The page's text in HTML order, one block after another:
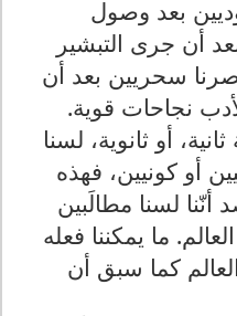
بعد وصول
بعد أن جرى التبشير
سحريين بعد أن
نجاحات قوية.
أو ثانوية، لسنا
أو كونيين، فهذه
لسنا مطالَبين
ما يمكننا فعله
كما سبق أن